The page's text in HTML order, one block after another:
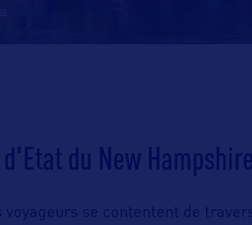
du New Hampshire
voyageurs se contentent de